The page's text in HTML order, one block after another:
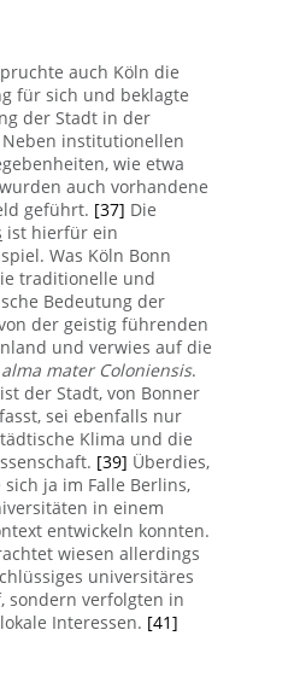
auch Köln die
für sich und beklagte
der Stadt in der
Neben institutionellen
wie etwa
auch vorhandene
geführt. [37] Die
ist hierfür ein
Was Köln Bonn
traditionelle und
Bedeutung der
der geistig führenden
und verwies auf die
alma mater Coloniensis.
der Stadt, von Bonner
sei ebenfalls nur
Klima und die
[39] Überdies,
ja im Falle Berlins,
in einem
entwickeln konnten.
wiesen allerdings
universitäres
sondern verfolgten in
Interessen. [41]